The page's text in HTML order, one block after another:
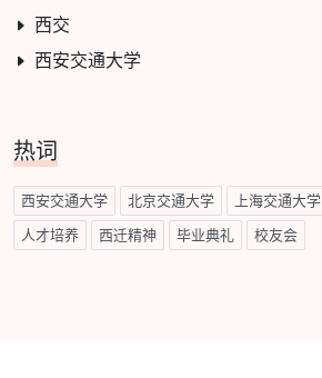
西交
西安交通大学
热词
西安交通大学 北京交通大学 上海交通大学
人才培养 西迁精神 毕业典礼 校友会